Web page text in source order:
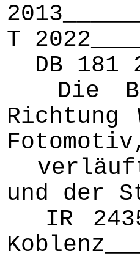
T
DB 181
Die
und der
IR